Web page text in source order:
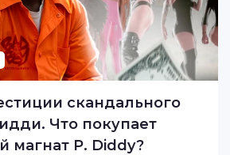
скандального
Что покупает
магнат P. Diddy?